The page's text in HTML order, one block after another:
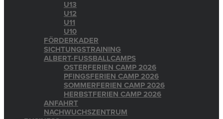
U13
U12
U11
U10
FÖRDERKADER
SICHTUNGSTRAINING
ALBERT-FUSSBALLCAMPS
OSTERFERIEN CAMP 2026
PFINGSFERIEN CAMP 2026
SOMMERFERIEN CAMP 2026
HERBSTFERIEN CAMP 2026
ANFAHRT
NACHWUCHSZENTRUM